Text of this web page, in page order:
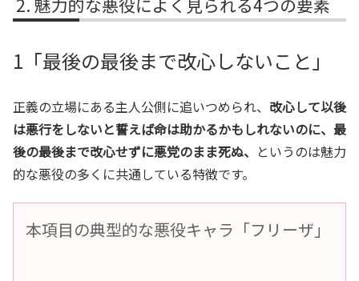
魅力的な悪役によく見られる4つの要素
1「最後の最後まで改心しないこと」
正義の立場にある主人公側に追いつめられ、 改心して以後
は悪行をしないと誓えば命は助かるかもしれないのに、最
後の最後まで改心せずに悪党のまま死ぬ、 というのは魅力
的な悪役の多くに共通している特徴です。
本項目の典型的な悪役キャラ「フリーザ」